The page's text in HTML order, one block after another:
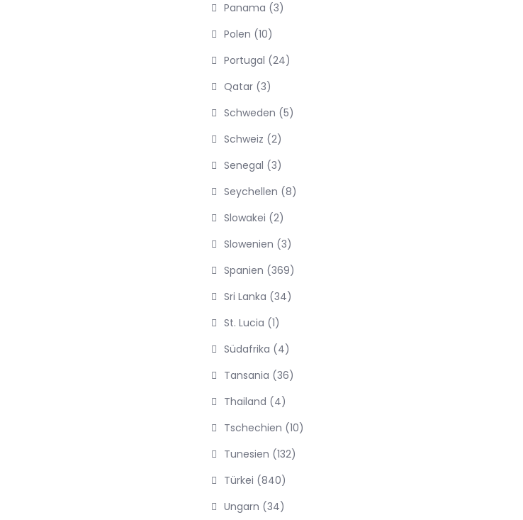
Panama (3)
Polen (10)
Portugal (24)
Qatar (3)
Schweden (5)
Schweiz (2)
Senegal (3)
Seychellen (8)
Slowakei (2)
Slowenien (3)
Spanien (369)
Sri Lanka (34)
St. Lucia (1)
Südafrika (4)
Tansania (36)
Thailand (4)
Tschechien (10)
Tunesien (132)
Türkei (840)
Ungarn (34)